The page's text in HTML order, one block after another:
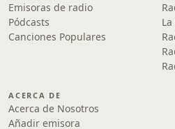
Emisoras de radio
Pódcasts
Canciones Populares
ACERCA DE
Acerca de Nosotros
Añadir emisora